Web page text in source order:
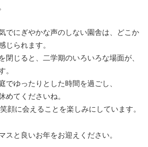
でにぎやかな声のしない園舎は、どこか
じられます。
閉じると、二学期のいろいろな場面が、
でゆったりとした時間を過ごし、
めてくださいね。
顔に会えることを楽しみにしています。
スと良いお年をお迎えください。